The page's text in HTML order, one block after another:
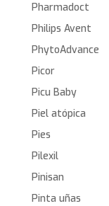
Pharmadoct
Philips Avent
PhytoAdvance
Picor
Picu Baby
Piel atópica
Pies
Pilexil
Pinisan
Pinta uñas